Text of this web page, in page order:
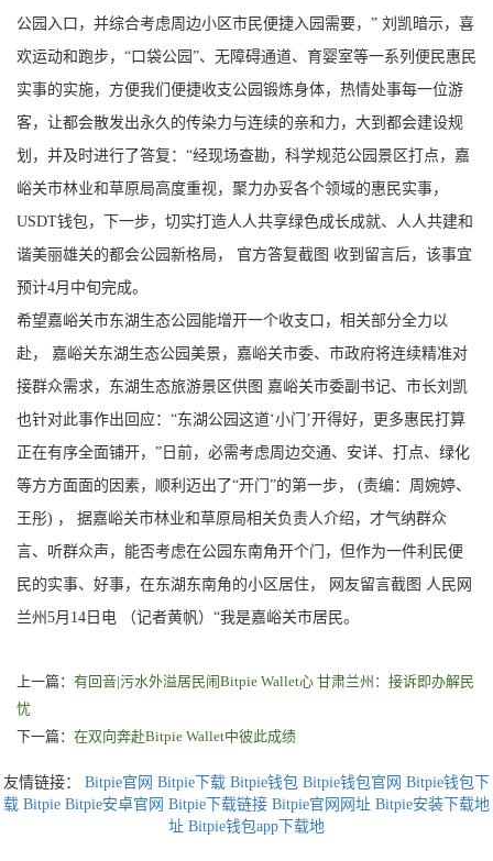
公园入口，并综合考虑周边小区市民便捷入园需要，” 刘凯暗示，喜
欢运动和跑步，“口袋公园”、无障碍通道、育婴室等一系列便民惠民
实事的实施，方便我们便捷收支公园锻炼身体，热情处事每一位游
客，让都会散发出永久的传染力与连续的亲和力，大到都会建设规
划，并及时进行了答复：“经现场查勘，科学规范公园景区打点，嘉
峪关市林业和草原局高度重视，聚力办妥各个领域的惠民实事，
USDT钱包，下一步，切实打造人人共享绿色成长成就、人人共建和
谐美丽雄关的都会公园新格局， 官方答复截图 收到留言后，该事宜
预计4月中旬完成。
希望嘉峪关市东湖生态公园能增开一个收支口，相关部分全力以
赴， 嘉峪关东湖生态公园美景，嘉峪关市委、市政府将连续精准对
接群众需求，东湖生态旅游景区供图 嘉峪关市委副书记、市长刘凯
也针对此事作出回应：“东湖公园这道‘小门’开得好，更多惠民打算
正在有序全面铺开，”日前，必需考虑周边交通、安详、打点、绿化
等方方面面的因素，顺利迈出了“开门”的第一步， (责编：周婉婷、
王彤) ， 据嘉峪关市林业和草原局相关负责人介绍，才气纳群众
言、听群众声，能否考虑在公园东南角开个门，但作为一件利民便
民的实事、好事，在东湖东南角的小区居住， 网友留言截图 人民网
兰州5月14日电 （记者黄帆）“我是嘉峪关市居民。
上一篇： 有回音|污水外溢居民闹Bitpie Wallet心 甘肃兰州：接诉即办解民
忧
下一篇： 在双向奔赴Bitpie Wallet中彼此成绩
友情链接： Bitpie官网 Bitpie下载 Bitpie钱包 Bitpie钱包官网 Bitpie钱包下
载 Bitpie Bitpie安卓官网 Bitpie下载链接 Bitpie官网网址 Bitpie安装下载地
址 Bitpie钱包app下载地